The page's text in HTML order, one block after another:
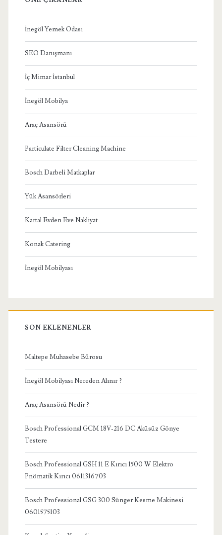
İnegöl Yemek Odası
SEO Danışmanı
İç Mimar İstanbul
İnegöl Mobilya
Araç Asansörü
Particulate Filter Cleaning Machine
Bosch Darbeli Matkaplar
Yük Asansörleri
Kartal Evden Eve Nakliyat
Konak Catering
İnegöl Mobilyası
SON EKLENENLER
Maltepe Muhasebe Bürosu
İnegöl Mobilyası Nereden Alınır ?
Araç Asansörü Nedir ?
Bosch Professional GCM 18V-216 DC Aküsüz Gönye
Testere
Bosch Professional GSH 11 E Kırıcı 1500 W Elektro
Pnömatik Kırıcı 0611316703
Bosch Professional GSG 300 Sünger Kesme Makinesi
0601575103